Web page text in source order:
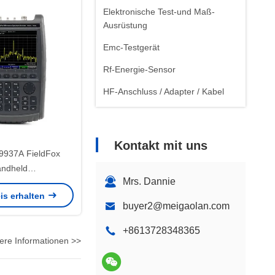
Elektronische Test-und Maß-
Ausrüstung
Emc-Testgerät
Rf-Energie-Sensor
HF-Anschluss / Adapter / Kabel
Kontakt mit uns
Mrs. Dannie
buyer2@meigaolan.com
+8613728348365
FieldFox
erhalten
Informationen >>